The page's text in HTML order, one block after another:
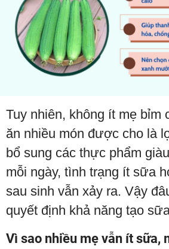
Tuy nhiên, không ít mẹ bỉm
ăn nhiều món được cho là
bổ sung các thực phẩm
mỗi ngày, tình trạng ít sữa
sau sinh vẫn xảy ra. Vậy
quyết định khả năng tạo
Vì sao nhiều mẹ vẫn ít sữa,